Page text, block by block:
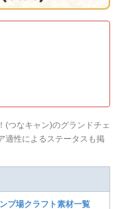
つなキャン)のグランドチェ
適性によるステータスも掲
プ場クラフト素材一覧